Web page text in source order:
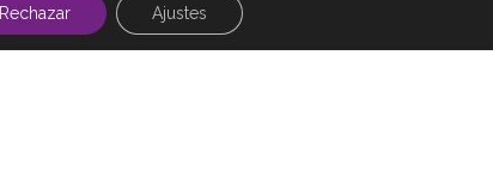
Rechazar Ajustes